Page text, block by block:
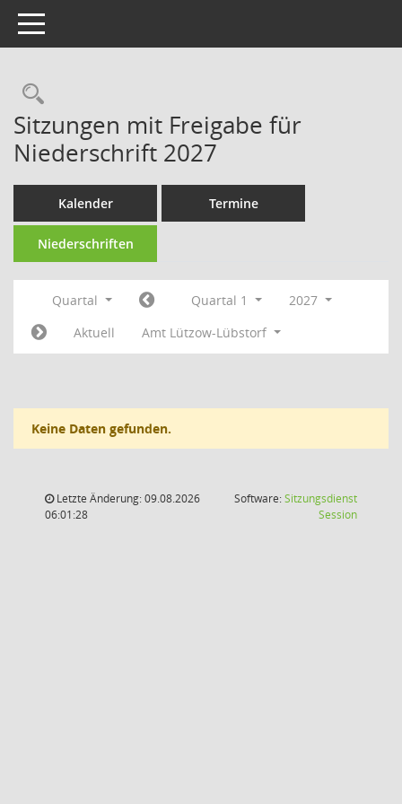
Toggle navigation
Rechercheauswahl
Sitzungen mit Freigabe für
Niederschrift 2027
Kalender Termine
Niederschriften
Quartal Quartal 1
2027
Aktuell
Amt Lützow-Lübstorf
Keine Daten gefunden.
Letzte Änderung: 09.08.2026
06:01:28
Software:Sitzungsdienst
Session(Wird in